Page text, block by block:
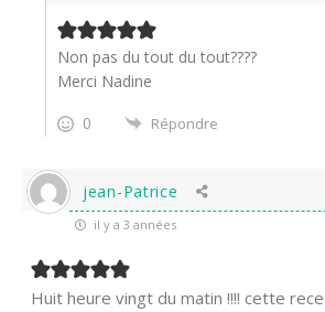
Non pas du tout du tout????
Merci Nadine
0
Répondre
jean-Patrice
il y a 3 années
Huit heure vingt du matin !!!! cette